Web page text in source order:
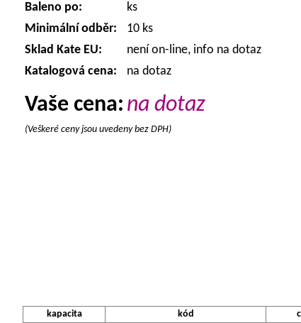
Baleno po:
ks
Minimální odběr:
10 ks
Sklad Kate EU:
není on-line, info na dotaz
Katalogová cena:
na dotaz
Vaše cena: na dotaz
(Veškeré ceny jsou uvedeny bez DPH)
kapacita kód